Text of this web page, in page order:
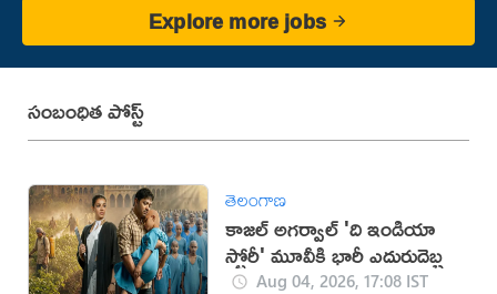
Explore more jobs
సంబంధిత పోస్ట్
తెలంగాణ
కాజల్ అగర్వాల్ 'ది ఇండియా
స్టోరీ' మూవీకి భారీ ఎదురుదెబ్బ
Aug 04, 2026, 17:08 IST